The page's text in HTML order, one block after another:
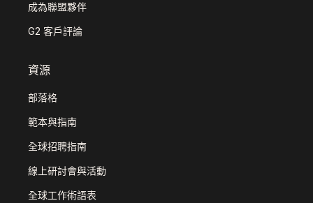
成為聯盟夥伴
G2 客戶評論
資源
部落格
範本與指南
全球招聘指南
線上研討會與活動
全球工作術語表